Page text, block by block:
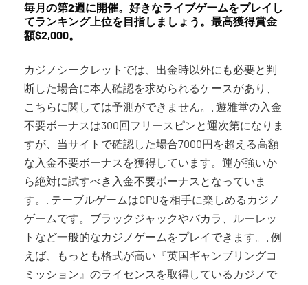
毎月の第2週に開催。好きなライブゲームをプレイし
てランキング上位を目指しましょう。最高獲得賞金
額$2,000。
カジノシークレットでは、出金時以外にも必要と判
断した場合に本人確認を求められるケースがあり、
こちらに関しては予測ができません。. 遊雅堂の入金
不要ボーナスは300回フリースピンと運次第になりま
すが、当サイトで確認した場合7000円を超える高額
な入金不要ボーナスを獲得しています。運が強いか
ら絶対に試すべき入金不要ボーナスとなっていま
す。. テーブルゲームはCPUを相手に楽しめるカジノ
ゲームです。ブラックジャックやバカラ、ルーレッ
トなど一般的なカジノゲームをプレイできます。. 例
えば、もっとも格式が高い『英国ギャンブリングコ
ミッション』のライセンスを取得しているカジノで